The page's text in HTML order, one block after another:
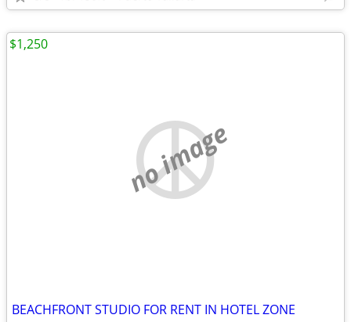
no image
BEACHFRONT STUDIO FOR RENT IN HOTEL ZONE
$1,250